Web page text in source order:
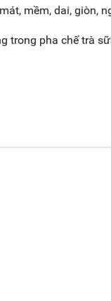
mềm, dai, giòn,
trong pha chế trà